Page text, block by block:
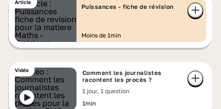
Article
Puissances - fiche de révision
Moins de 1min
Vidéo
Comment les journalistes
racontent les procès ?
1 jour, 1 question
1min